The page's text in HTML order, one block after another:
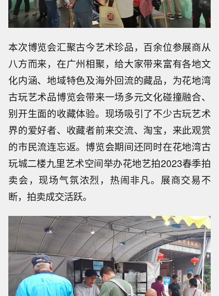
本次博览会汇聚古今艺术珍品，百余位参展商从
八方而来，在广州相聚，给大家带来富有各地文
化内涵、地域特色及海外回流的藏品，为花地湾
古玩艺术品博览会带来一场多元文化碰撞融合、
别开生面的收藏体验。现场吸引了不少古玩艺术
界的爱好者、收藏者前来交流、淘宝，来此观赏
的市民流连忘返。博览会期间还同时在花地湾古
玩城二楼九里艺术空间举办花地艺拍2023春季拍
卖会，现场气氛浓烈，热闹非凡。展商交易不
断，拍卖成交活跃。